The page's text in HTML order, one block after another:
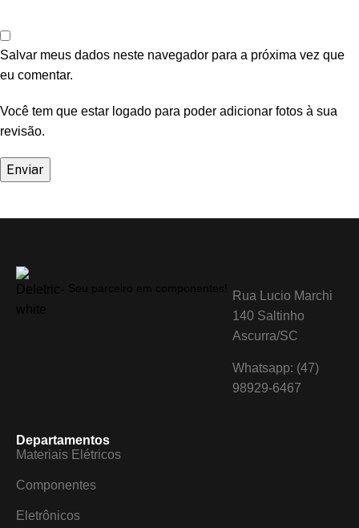
Salvar meus dados neste navegador para a próxima vez que
eu comentar.
Você tem que estar logado para poder adicionar fotos à sua
revisão.
Rua Lucio Marchi
140 Saltinho
Ascurra/SC
Whatsapp: (47)
98929-6467
Departamentos
Materiais Elétricos
Componentes
Eletrônicos